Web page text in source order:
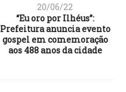
20/06/22
“Eu oro por Ilhéus”:
Prefeitura anuncia evento
gospel em comemoração
aos 488 anos da cidade